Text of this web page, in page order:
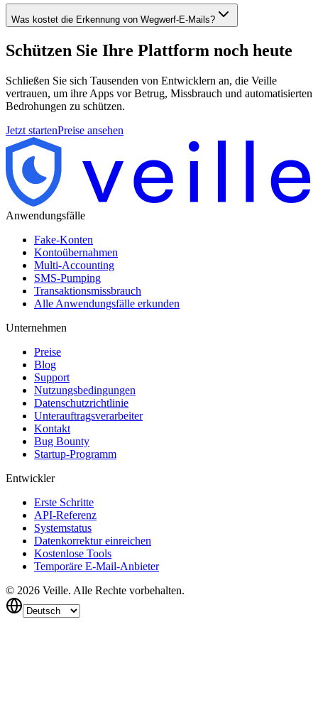
Was kostet die Erkennung von Wegwerf-E-Mails?
Schützen Sie Ihre Plattform noch heute
Schließen Sie sich Tausenden von Entwicklern an, die Veille
vertrauen, um ihre Apps vor Betrug, Missbrauch und automatisierten
Bedrohungen zu schützen.
Jetzt startenPreise ansehen
Anwendungsfälle
Fake-Konten
Kontoübernahmen
Multi-Accounting
SMS-Pumping
Transaktionsmissbrauch
Alle Anwendungsfälle erkunden
Unternehmen
Preise
Blog
Support
Nutzungsbedingungen
Datenschutzrichtlinie
Unterauftragsverarbeiter
Kontakt
Bug Bounty
Startup-Programm
Entwickler
Erste Schritte
API-Referenz
Systemstatus
Datenkorrektur einreichen
Kostenlose Tools
Temporäre E-Mail-Anbieter
© 2026 Veille. Alle Rechte vorbehalten.